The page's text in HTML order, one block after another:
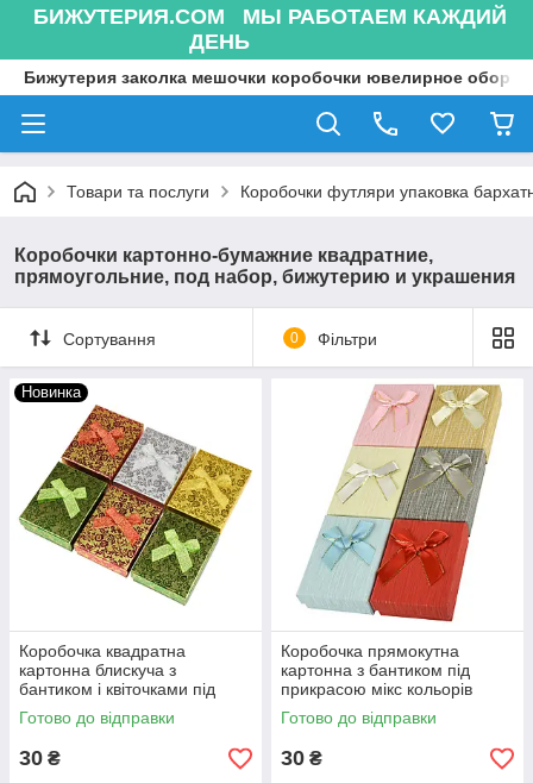
БИЖУТЕРИЯ.COM МЫ РАБОТАЕМ КАЖДИЙ
ДЕНЬ
Бижутерия заколка мешочки коробочки ювелирное
Товари та послуги Коробочки футляри упаковка
Коробочки картонно-бумажние квадратние,
прямоугольние, под набор, бижутерию и украшения
Сортування 0 Фільтри
Новинка
Коробочка квадратна
картонна блискуча з
бантиком і квіточками під
набір розмір 9/7/3 см 12 шт. в
пакованні
Готово до відправки
30 ₴
Коробочка прямокутна
картонна з бантиком під
прикрасою мікс кольорів
розмір 7/9/3 см паковання 12
штук
Готово до відправки
30 ₴